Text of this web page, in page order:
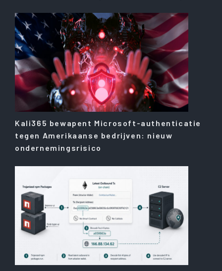
Kali365 bewapent Microsoft-authenticatie
tegen Amerikaanse bedrijven: nieuw
ondernemingsrisico